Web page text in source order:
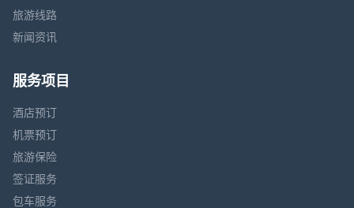
旅游线路
新闻资讯
服务项目
酒店预订
机票预订
旅游保险
签证服务
包车服务